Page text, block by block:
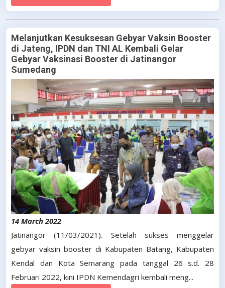
Melanjutkan Kesuksesan Gebyar Vaksin Booster
di Jateng, IPDN dan TNI AL Kembali Gelar
Gebyar Vaksinasi Booster di Jatinangor
Sumedang
14 March 2022
Jatinangor (11/03/2021). Setelah sukses menggelar
gebyar vaksin booster di Kabupaten Batang, Kabupaten
Kendal dan Kota Semarang pada tanggal 26 s.d. 28
Februari 2022, kini IPDN Kemendagri kembali meng...